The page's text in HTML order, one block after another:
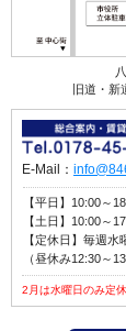
旧道・
E-Mail：
【平日】10:00～
【土日】10:00～
【定休日】毎週
（昼休み12:30～
2月は水曜日のみ定